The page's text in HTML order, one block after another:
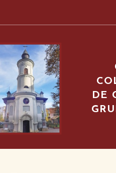
DE